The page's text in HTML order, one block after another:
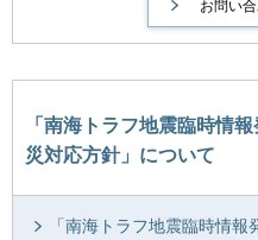
「南海トラフ地震臨時情
災対応方針」について
「南海トラフ地震臨時情